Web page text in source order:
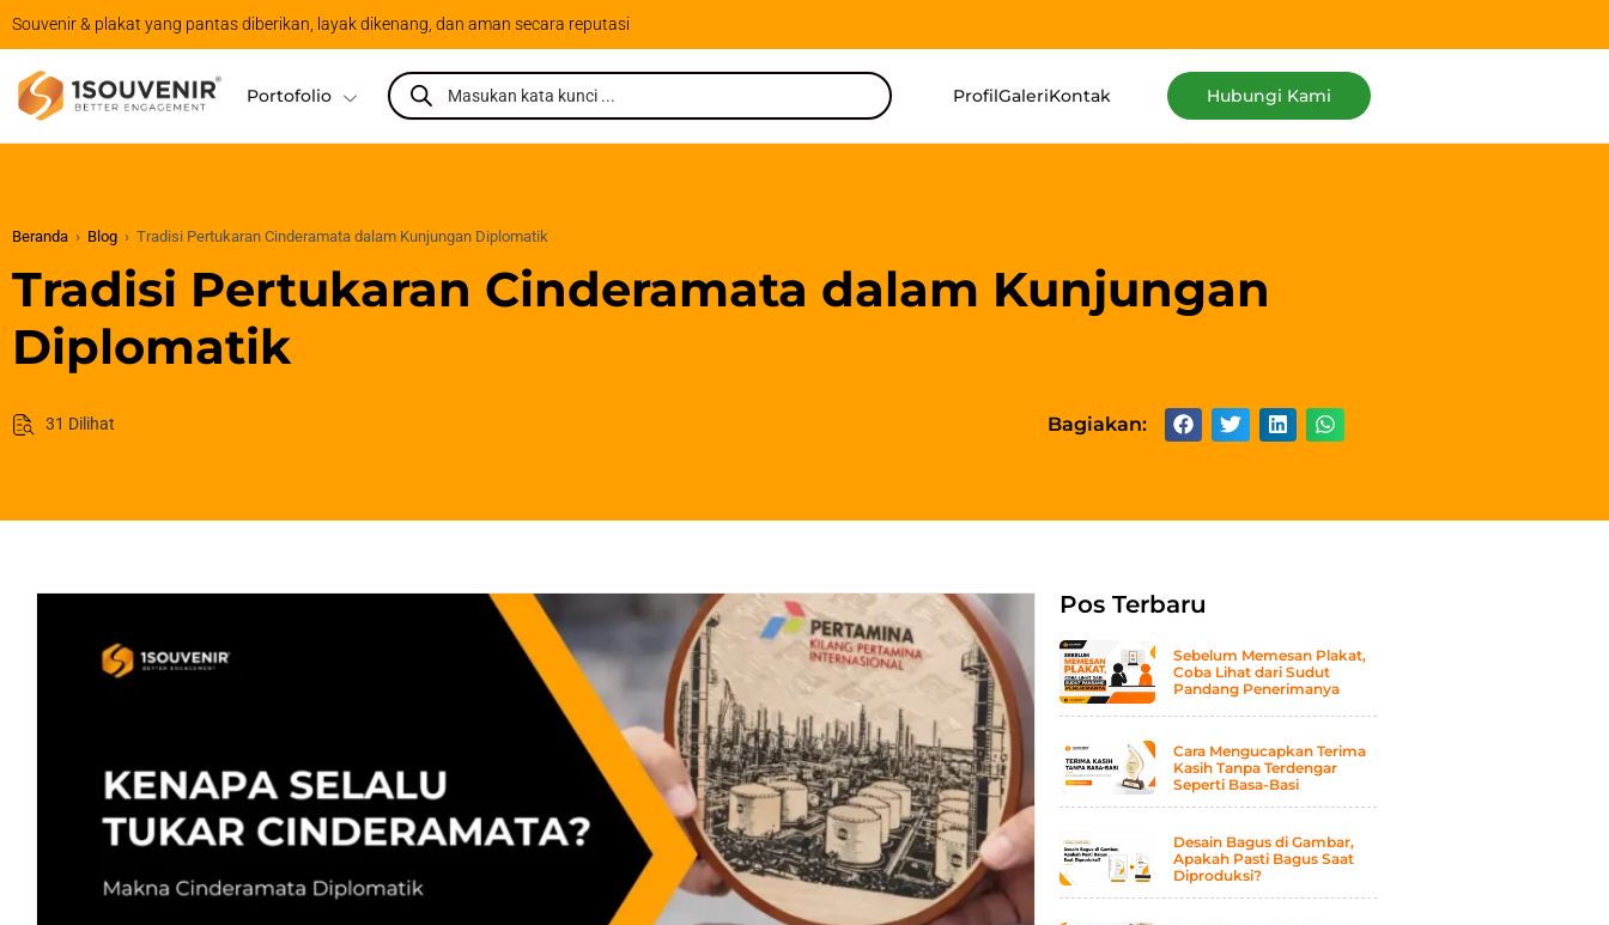
Souvenir & plakat yang pantas diberikan, layak dikenang, dan aman secara reputasi
Portofolio ProfilGaleriKontak Hubungi Kami
Beranda › Blog › Tradisi Pertukaran Cinderamata dalam Kunjungan Diplomatik
Tradisi Pertukaran Cinderamata dalam Kunjungan
Diplomatik
31 Dilihat Bagiakan:
Pos Terbaru
Sebelum Memesan Plakat,
Coba Lihat dari Sudut
Pandang Penerimanya
Cara Mengucapkan Terima
Kasih Tanpa Terdengar
Seperti Basa-Basi
Desain Bagus di Gambar,
Apakah Pasti Bagus Saat
Diproduksi?